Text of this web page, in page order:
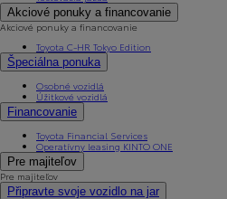
Akciové ponuky a financovanie
Akciové ponuky a financovanie
Toyota C-HR Tokyo Edition
Špeciálna ponuka
Osobné vozidlá
Úžitkové vozidlá
Financovanie
Toyota Financial Services
Operatívny leasing KINTO ONE
Pre majiteľov
Pre majiteľov
Připravte svoje vozidlo na jar